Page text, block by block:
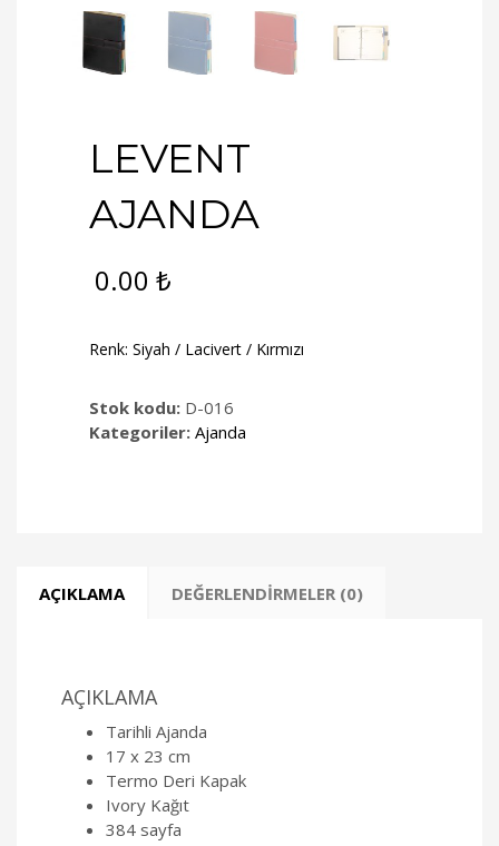
LEVENT
AJANDA
0.00 ₺
Renk: Siyah / Lacivert / Kırmızı
Stok kodu: D-016
Kategoriler: Ajanda
AÇIKLAMA DEĞERLENDIRMELER (0)
AÇIKLAMA
Tarihli Ajanda
17 x 23 cm
Termo Deri Kapak
Ivory Kağıt
384 sayfa